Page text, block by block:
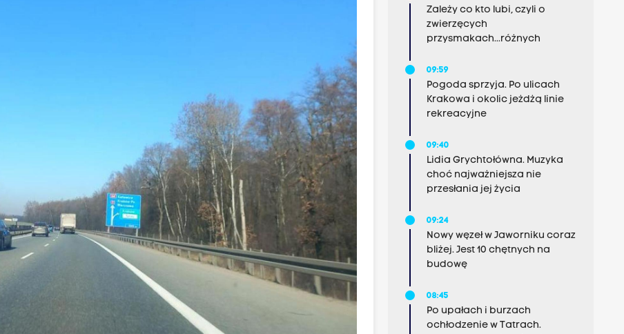
Zależy co kto lubi, czyli o
zwierzęcych
przysmakach...różnych
09:59
Pogoda sprzyja. Po ulicach
Krakowa i okolic jeżdżą linie
rekreacyjne
09:40
Lidia Grychtołówna. Muzyka
choć najważniejsza nie
przesłania jej życia
09:24
Nowy węzeł w Jaworniku coraz
bliżej. Jest 10 chętnych na
budowę
08:45
Po upałach i burzach
ochłodzenie w Tatrach.